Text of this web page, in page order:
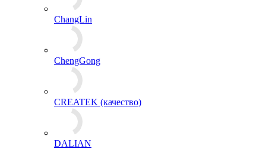
ChangLin
ChengGong
CREATEK (качество)
DALIAN